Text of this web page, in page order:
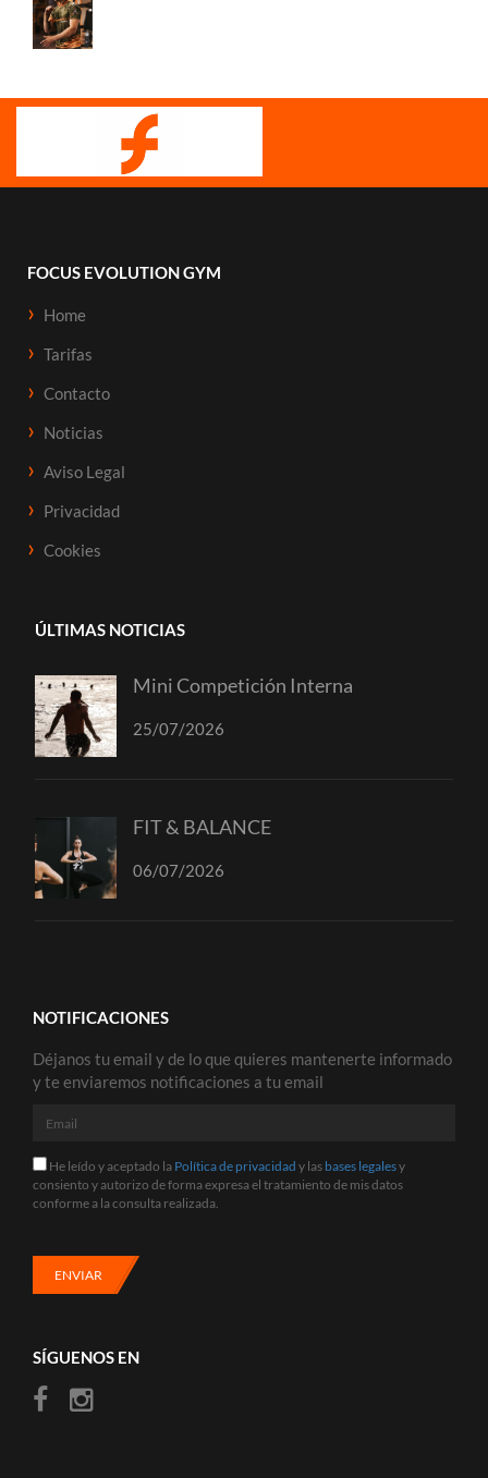
FOCUS EVOLUTION GYM
Home
Tarifas
Contacto
Noticias
Aviso Legal
Privacidad
Cookies
ÚLTIMAS NOTICIAS
Mini Competición Interna
25/07/2026
FIT & BALANCE
06/07/2026
NOTIFICACIONES
Déjanos tu email y de lo que quieres mantenerte informado
y te enviaremos notificaciones a tu email
Email
He
leído
y
Política
de
privacidad
legales
consiento
He leído y aceptado la Política de privacidad y las bases legalesy
consiento y autorizo de forma expresa el tratamiento de mis datos
conforme a la consulta realizada.
ENVIAR
SÍGUENOS EN